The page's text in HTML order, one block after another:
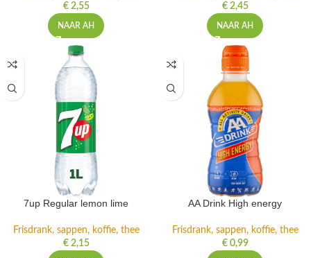
€2,55
NAAR AH
€2,45
NAAR AH
7up Regular lemon lime
Frisdrank, sappen, koffie, thee
€2,15
AA Drink High energy
Frisdrank, sappen, koffie, thee
€0,99